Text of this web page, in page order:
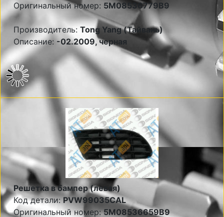
Оригинальный номер: 5M08536779B9
Производитель: Tong Yang (Тайвань)
Описание: -02.2009, черная
Решетка в бампер (левая)
Код детали:PVW99035CAL
Оригинальный номер:5M08536659B9